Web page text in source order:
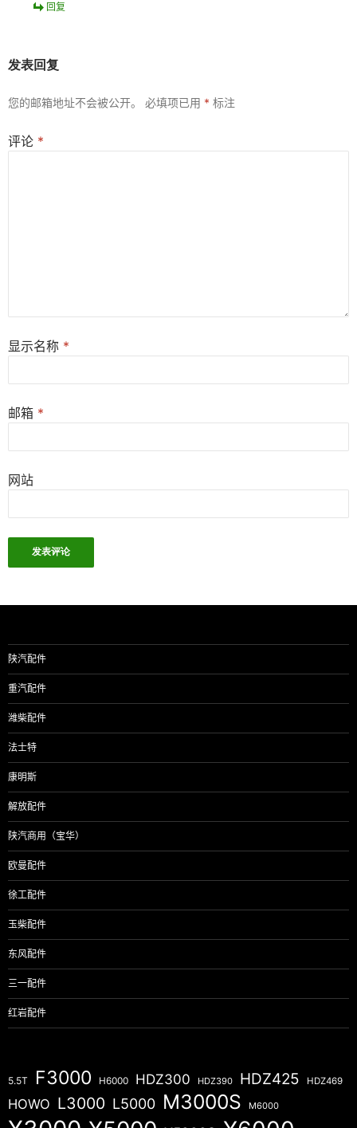
回复
发表回复
您的邮箱地址不会被公开。 必填项已用 * 标注
评论 *
显示名称 *
邮箱 *
网站
陕汽配件
重汽配件
潍柴配件
法士特
康明斯
解放配件
陕汽商用（宝华）
欧曼配件
徐工配件
玉柴配件
东风配件
三一配件
红岩配件
5.5T F3000 H6000 HDZ300 HDZ390 HDZ425 HDZ469
HOWO L3000 L5000 M3000S M6000